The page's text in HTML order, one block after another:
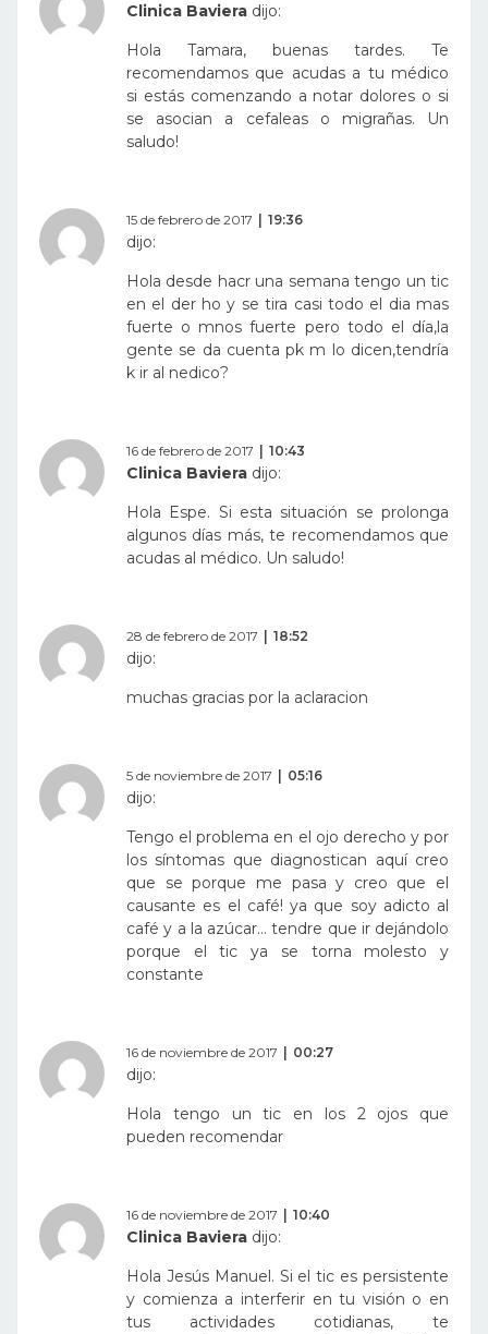
Clinica Baviera dijo:
Hola Tamara, buenas tardes. Te
recomendamos que acudas a tu médico
si estás comenzando a notar dolores o si
se asocian a cefaleas o migrañas. Un
saludo!
15 de febrero de 2017 19:36
dijo:
Hola desde hacr una semana tengo un tic
en el der ho y se tira casi todo el dia mas
fuerte o mnos fuerte pero todo el día,la
gente se da cuenta pk m lo dicen,tendría
k ir al nedico?
16 de febrero de 2017 10:43
Clinica Baviera dijo:
Hola Espe. Si esta situación se prolonga
algunos días más, te recomendamos que
acudas al médico. Un saludo!
28 de febrero de 2017 18:52
dijo:
muchas gracias por la aclaracion
5 de noviembre de 2017 05:16
dijo:
Tengo el problema en el ojo derecho y por
los síntomas que diagnostican aquí creo
que se porque me pasa y creo que el
causante es el café! ya que soy adicto al
café y a la azúcar… tendre que ir dejándolo
porque el tic ya se torna molesto y
constante
16 de noviembre de 2017 00:27
dijo:
Hola tengo un tic en los 2 ojos que
pueden recomendar
16 de noviembre de 2017 10:40
Clinica Baviera dijo:
Hola Jesús Manuel. Si el tic es persistente
y comienza a interferir en tu visión o en
tus actividades cotidianas, te